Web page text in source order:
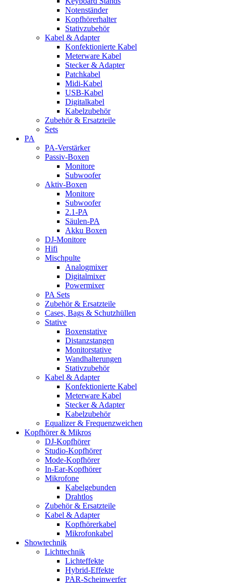
Notenständer
Kopfhörerhalter
Stativzubehör
Kabel & Adapter
Konfektionierte Kabel
Meterware Kabel
Stecker & Adapter
Patchkabel
Midi-Kabel
USB-Kabel
Digitalkabel
Kabelzubehör
Zubehör & Ersatzteile
Sets
PA
PA-Verstärker
Passiv-Boxen
Monitore
Subwoofer
Aktiv-Boxen
Monitore
Subwoofer
2.1-PA
Säulen-PA
Akku Boxen
DJ-Monitore
Hifi
Mischpulte
Analogmixer
Digitalmixer
Powermixer
PA Sets
Zubehör & Ersatzteile
Cases, Bags & Schutzhüllen
Stative
Boxenstative
Distanzstangen
Monitorstative
Wandhalterungen
Stativzubehör
Kabel & Adapter
Konfektionierte Kabel
Meterware Kabel
Stecker & Adapter
Kabelzubehör
Equalizer & Frequenzweichen
Kopfhörer & Mikros
DJ-Kopfhörer
Studio-Kopfhörer
Mode-Kopfhörer
In-Ear-Kopfhörer
Mikrofone
Kabelgebunden
Drahtlos
Zubehör & Ersatzteile
Kabel & Adapter
Kopfhörerkabel
Mikrofonkabel
Showtechnik
Lichttechnik
Lichteffekte
Hybrid-Effekte
PAR-Scheinwerfer